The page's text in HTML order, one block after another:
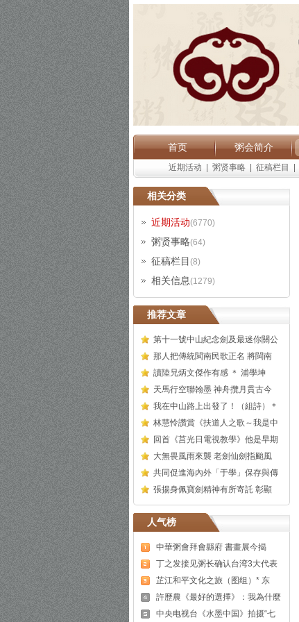
首页 粥会简介
近期活动 粥贤事略 征稿栏目
相关分类
近期活动(6770)
粥贤事略(64)
征稿栏目 (8)
相关信息(1279)
推荐文章
第十一號中山紀念劍及最迷你關公
那人把傳統閩南民歌正名 將閩南
讀陸兄炳文傑作有感 ＊ 浦學坤
天馬行空聯翰墨 神舟攬月貫古今
我在中山路上出發了！（組詩）＊
林慧怜讚賞《扶道人之歌～我是中
回首《莒光日電視教學》他是早期
大無畏風雨來襲 老劍仙劍指颱風
共同促進海內外「于學」保存與傳
張揚身佩寶劍精神有所寄託 彰顯
人气榜
中華粥會拜會縣府 書畫展今揭
丁之发接见粥长确认台湾3大代表
芷江和平文化之旅（图组）* 东
許歷農《最好的選擇》：我為什麼
中央电视台《水墨中国》拍摄“七